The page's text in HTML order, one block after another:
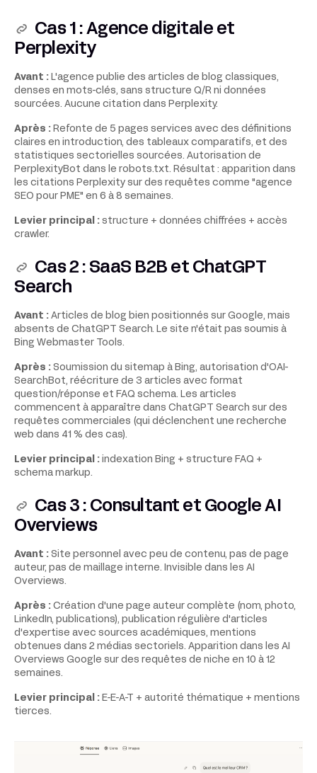
Cas 1 : Agence digitale et
Perplexity
Avant : L'agence publie des articles de blog classiques,
denses en mots-clés, sans structure Q/R ni données
sourcées. Aucune citation dans Perplexity.
Après : Refonte de 5 pages services avec des définitions
claires en introduction, des tableaux comparatifs, et des
statistiques sectorielles sourcées. Autorisation de
PerplexityBot dans le robots.txt. Résultat : apparition dans
les citations Perplexity sur des requêtes comme "agence
SEO pour PME" en 6 à 8 semaines.
Levier principal : structure + données chiffrées + accès
crawler.
Cas 2 : SaaS B2B et ChatGPT
Search
Avant : Articles de blog bien positionnés sur Google, mais
absents de ChatGPT Search. Le site n'était pas soumis à
Bing Webmaster Tools.
Après : Soumission du sitemap à Bing, autorisation d'OAI-
SearchBot, réécriture de 3 articles avec format
question/réponse et FAQ schema. Les articles
commencent à apparaître dans ChatGPT Search sur des
requêtes commerciales (qui déclenchent une recherche
web dans 41 % des cas).
Levier principal : indexation Bing + structure FAQ +
schema markup.
Cas 3 : Consultant et Google AI
Overviews
Avant : Site personnel avec peu de contenu, pas de page
auteur, pas de maillage interne. Invisible dans les AI
Overviews.
Après : Création d'une page auteur complète (nom, photo,
LinkedIn, publications), publication régulière d'articles
d'expertise avec sources académiques, mentions
obtenues dans 2 médias sectoriels. Apparition dans les AI
Overviews Google sur des requêtes de niche en 10 à 12
semaines.
Levier principal : E-E-A-T + autorité thématique + mentions
tierces.